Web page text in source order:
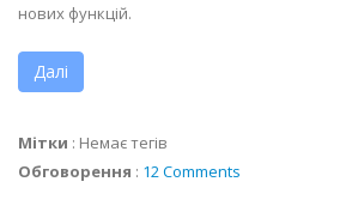
нових функцій.
Далі
Мітки : Немає тегів
Обговорення : 12 Comments